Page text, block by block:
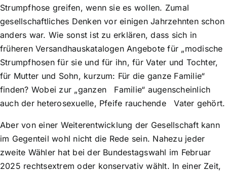
Strumpfhose greifen, wenn sie es wollen. Zumal
gesellschaftliches Denken vor einigen Jahrzehnten schon
anders war. Wie sonst ist zu erklären, dass sich in
früheren Versandhauskatalogen Angebote für „modische
Strumpfhosen für sie und für ihn, für Vater und Tochter,
für Mutter und Sohn, kurzum: Für die ganze Familie“
finden? Wobei zur „ganzen Familie“ augenscheinlich
auch der heterosexuelle, Pfeife rauchende Vater gehört.
Aber von einer Weiterentwicklung der Gesellschaft kann
im Gegenteil wohl nicht die Rede sein. Nahezu jeder
zweite Wähler hat bei der Bundestagswahl im Februar
2025 rechtsextrem oder konservativ wählt. In einer Zeit,